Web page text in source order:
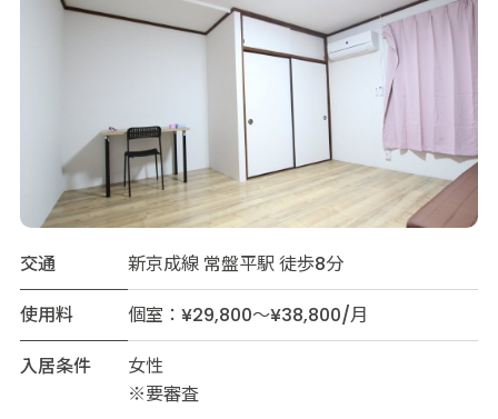
交通
新京成線 常盤平駅 徒歩8分
使用料
個室：¥29,800～¥38,800/月
入居条件
女性
※要審査